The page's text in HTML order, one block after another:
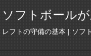
ソフトボール
レフトの守備の基本 | ソフ